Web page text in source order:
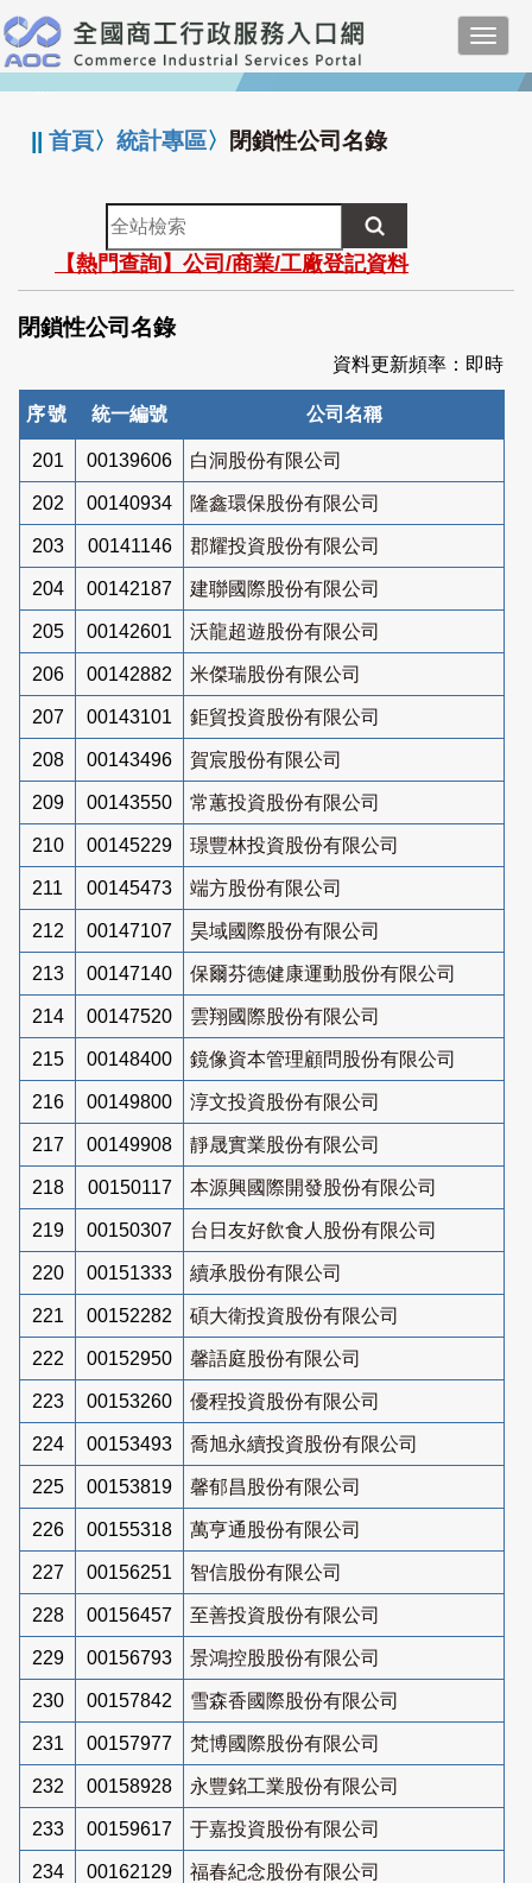
跳
到
主
要
:::
||首頁〉統計專區〉 閉鎖性公司名錄
全
站
檢
索
【熱門查詢】公司/商業/工廠登記資料
閉鎖性公司名錄
資料更新頻率：即時
序號 統一編號 公司名稱
201 00139606 白洞股份有限公司
202 00140934 隆鑫環保股份有限公司
203 00141146 郡耀投資股份有限公司
204 00142187 建聯國際股份有限公司
205 00142601 沃龍超遊股份有限公司
206 00142882 米傑瑞股份有限公司
207 00143101 鉅貿投資股份有限公司
208 00143496 賀宸股份有限公司
209 00143550 常蕙投資股份有限公司
210 00145229 璟豐林投資股份有限公司
211 00145473 端方股份有限公司
212 00147107 昊域國際股份有限公司
213 00147140 保爾芬德健康運動股份有限公司
214 00147520 雲翔國際股份有限公司
215 00148400 鏡像資本管理顧問股份有限公司
216 00149800 淳文投資股份有限公司
217 00149908 靜晟實業股份有限公司
218 00150117 本源興國際開發股份有限公司
219 00150307 台日友好飲食人股份有限公司
220 00151333 續承股份有限公司
221 00152282 碩大衛投資股份有限公司
222 00152950 馨語庭股份有限公司
223 00153260 優程投資股份有限公司
224 00153493 喬旭永續投資股份有限公司
225 00153819 馨郁昌股份有限公司
226 00155318 萬亨通股份有限公司
227 00156251 智信股份有限公司
228 00156457 至善投資股份有限公司
229 00156793 景鴻控股股份有限公司
230 00157842 雪森香國際股份有限公司
231 00157977 梵博國際股份有限公司
232 00158928 永豐銘工業股份有限公司
233 00159617 于嘉投資股份有限公司
234 00162129 福春紀念股份有限公司